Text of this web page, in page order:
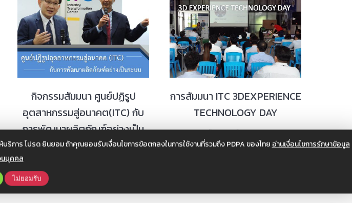
าร โปรด ยินยอม ถ้าคุณยอมรับเงื่อนไขการข้อตกลงในการใช้งานที่รวมถึง PDPA ของไทยอ่านเงื่อนไขการรักษาข้อมูล
บุคคล
ไม่ยอมรับ
กิจกรรมสัมมนา ศูนย์ปฏิรูป
อุตสาหกรรมสู่อนาคต(ITC) กับ
การพัฒนาผลิตภัณฑ์อย่างเป็น
ระบบ
การสัมมนา ITC 3DEXPERIENCE
TECHNOLOGY DAY
กิจกรรม,สัมมนา
ธันวาคม 14, 2017
15 images